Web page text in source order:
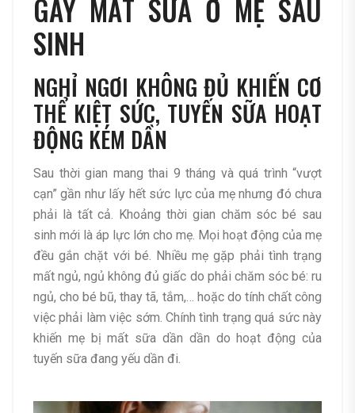
GÂY MẤT SỮA Ở MẸ SAU
SINH
NGHỈ NGƠI KHÔNG ĐỦ KHIẾN CƠ
THỂ KIỆT SỨC, TUYẾN SỮA HOẠT
ĐỘNG KÉM DẦN
Sau thời gian mang thai 9 tháng và quá trình “vượt
cạn” gần như lấy hết sức lực của mẹ nhưng đó chưa
phải là tất cả. Khoảng thời gian chăm sóc bé sau
sinh mới là áp lực lớn cho mẹ. Mọi hoạt động của mẹ
đều gắn chặt với bé. Nhiều mẹ gặp phải tình trạng
mất ngủ, ngủ không đủ giấc do phải chăm sóc bé: ru
ngủ, cho bé bũ, thay tã, tắm,… hoặc do tính chất công
việc phải làm việc sớm. Chính tình trạng quá sức này
khiến mẹ bị mất sữa dần dần do hoạt động của
tuyến sữa đang yếu dần đi.